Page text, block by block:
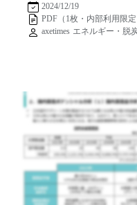
2024/12/19
PDF（1枚・内部利用限定
axetimes エネルギー・脱